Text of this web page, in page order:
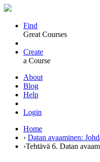
Find
Great Courses
Create
a Course
About
Blog
Help
Login
Home
› Datan avaaminen:
›Tehtävä 6. Datan